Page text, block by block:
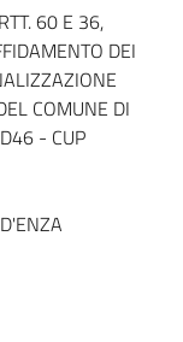
60 E 36,
DEI
COMUNE DI
- CUP